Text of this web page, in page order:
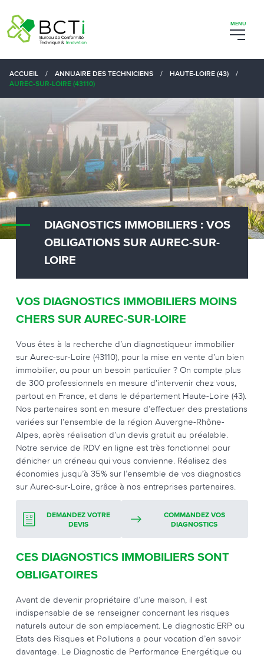
ACCUEIL / ANNUAIRE DES TECHNICIENS / HAUTE-LOIRE (43)
/
AUREC-SUR-LOIRE (43110)
DIAGNOSTICS IMMOBILIERS : VOS
OBLIGATIONS SUR AUREC-SUR-
LOIRE
VOS DIAGNOSTICS IMMOBILIERS MOINS
CHERS SUR AUREC-SUR-LOIRE
Vous êtes à la recherche d’un diagnostiqueur immobilier
sur Aurec-sur-Loire (43110), pour la mise en vente d’un bien
immobilier, ou pour un besoin particulier ? On compte plus
de 300 professionnels en mesure d’intervenir chez vous,
partout en France, et dans le département Haute-Loire (43).
Nos partenaires sont en mesure d’effectuer des prestations
variées sur l’ensemble de la région Auvergne-Rhône-
Alpes, après réalisation d’un devis gratuit au préalable.
Notre service de RDV en ligne est très fonctionnel pour
dénicher un créneau qui vous convienne. Réalisez des
économies jusqu’à 35% sur l’ensemble de vos diagnostics
sur Aurec-sur-Loire, grâce à nos entreprises partenaires.
DEMANDEZ VOTRE
DEVIS
COMMANDEZ VOS
DIAGNOSTICS
CES DIAGNOSTICS IMMOBILIERS SONT
OBLIGATOIRES
Avant de devenir propriétaire d’une maison, il est
indispensable de se renseigner concernant les risques
naturels autour de son emplacement. Le diagnostic ERP ou
Etats des Risques et Pollutions a pour vocation d’en savoir
davantage. Le Diagnostic de Performance Energétique ou